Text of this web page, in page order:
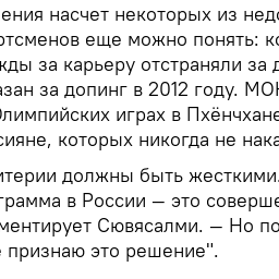
насчет некоторых из
еще можно понять:
за карьеру отстраняли
за допинг в 2012 году.
играх в
которых никогда не
должны быть жесткими.
в России — это
Сювясалми. — Но
признаю это решение".